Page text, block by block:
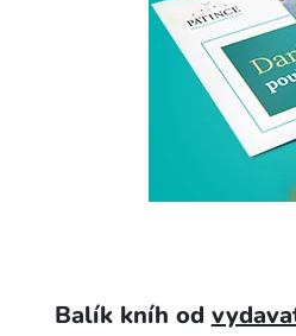
Balík kníh od